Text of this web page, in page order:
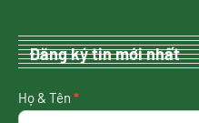
Đăng ký tin mới nhất
nhận
tin
Họ & Tên *